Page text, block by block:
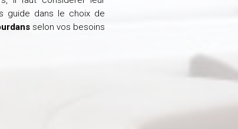
guide dans le choix de
selon vos besoins